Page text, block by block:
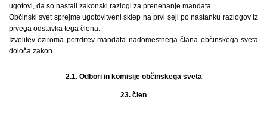
ugotovi, da so nastali zakonski razlogi za prenehanje mandata.
Občinski svet sprejme ugotovitveni sklep na prvi seji po nastanku razlogov iz
prvega odstavka tega člena.
Izvolitev oziroma potrditev mandata nadomestnega člana občinskega sveta
določa zakon.
2.1. Odbori in komisije občinskega sveta
23. člen